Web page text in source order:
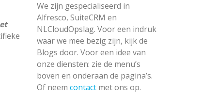
We zijn gespecialiseerd in
Alfresco, SuiteCRM en
NLCloudOpslag. Voor een indruk
waar we mee bezig zijn, kijk de
Blogs door. Voor een idee van
onze diensten: zie de menu’s
boven en onderaan de pagina’s.
Of neem contact met ons op.